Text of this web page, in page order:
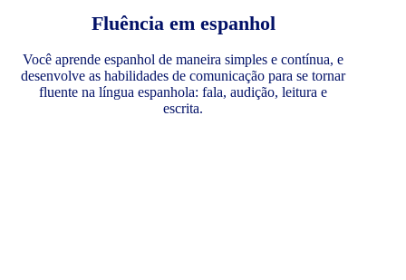
Fluência em espanhol
Você aprende espanhol de maneira simples e contínua, e
desenvolve as habilidades de comunicação para se tornar
fluente na língua espanhola: fala, audição, leitura e
escrita.